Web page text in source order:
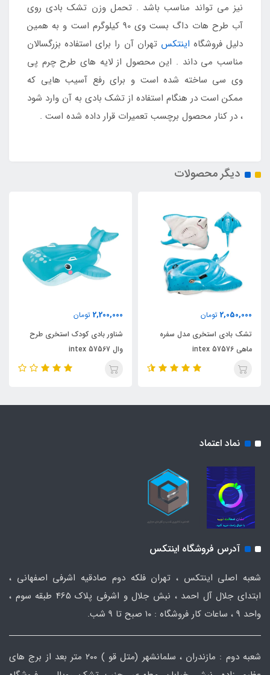
نیز می تواند مناسب باشد . تحمل وزن تشک بادی روی
آب طرح هات داگ بست وی 90 کیلوگرم است و به همین
دلیل فروشگاه اینتکس تهران آن را برای استفاده بزرگسالان
مناسب می داند . این محصول از لایه های طرح چرم پی
وی سی ساخته شده است و برای رفع آسیب هایی که
ممکن است در هنگام استفاده از تشک بادی به آن وارد شود
، در کنار محصول برچسب تعمیرات قرار داده شده است .
دیگر محصولات
2,050,000 تومان
تشک بادی استخری مدل سفره
ماهی intex 57576
2,200,000 تومان
شناور بادی کودک استخری طرح
وال intex 57567
نماد اعتماد
آدرس فروشگاه اینتکس
شعبه اصلی اینتکس ، تهران فلکه دوم صادقیه اشرفی اصفهانی ،
ابتدای جلال آل احمد ، نبش جلال و اشرفی پلاک 465 طبقه سوم ،
واحد ۹ ، ساعات کار فروشگاه : ۱۰ صبح تا ۹ شب.
شعبه دوم : مازندران ، سلمانشهر (متل قو ) ۲۰۰ متر بعد از برج های